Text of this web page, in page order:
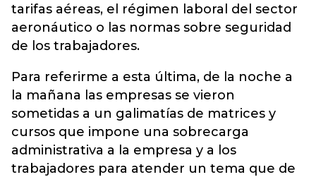
tarifas aéreas, el régimen laboral del sector
aeronáutico o las normas sobre seguridad
de los trabajadores.
Para referirme a esta última, de la noche a
la mañana las empresas se vieron
sometidas a un galimatías de matrices y
cursos que impone una sobrecarga
administrativa a la empresa y a los
trabajadores para atender un tema que de